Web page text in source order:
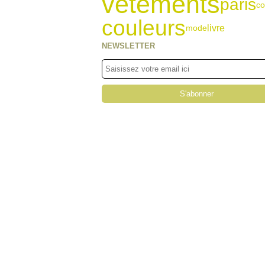
paris
couleursmode livre
NEWSLETTER